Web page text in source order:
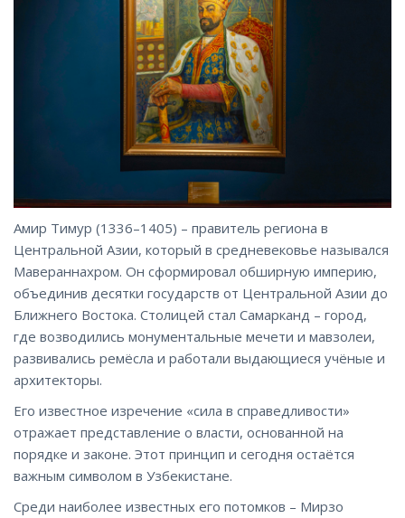
Амир Тимур (1336–1405) – правитель региона в
Центральной Азии, который в средневековье назывался
Мавераннахром. Он сформировал обширную империю,
объединив десятки государств от Центральной Азии до
Ближнего Востока. Столицей стал Самарканд – город,
где возводились монументальные мечети и мавзолеи,
развивались ремёсла и работали выдающиеся учёные и
архитекторы.
Его известное изречение «сила в справедливости»
отражает представление о власти, основанной на
порядке и законе. Этот принцип и сегодня остаётся
важным символом в Узбекистане.
Среди наиболее известных его потомков – Мирзо